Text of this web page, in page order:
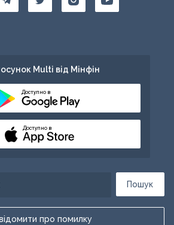
Пошук
про помилку
Multi від Мінфін
Доступно в
Доступно в